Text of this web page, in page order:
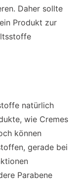
Daher sollte
Produkt zur
natürlich
wie Cremes
können
gerade bei
Parabene